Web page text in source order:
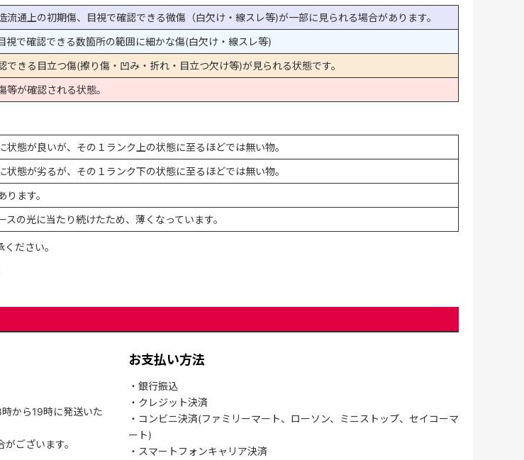
流通上の初期傷、目視で確認できる微傷（白欠け・線スレ等)が一部に見られる場合があります。
視で確認できる数箇所の範囲に細かな傷(白欠け・線スレ等)
できる目立つ傷(擦り傷・凹み・折れ・目立つ欠け等)が見られる状態です。
が確認される状態。
状態が良いが、その１ランク上の状態に至るほどでは無い物。
状態が劣るが、その１ランク下の状態に至るほどでは無い物。
ます。
の光に当たり続けたため、薄くなっています。
ださい。
から19時に発送いた
ございます。
お支払い方法
・銀行振込
・クレジット決済
・コンビニ決済(ファミリーマート、ローソン、ミニストップ、セイコーマ
ート)
・スマートフォンキャリア決済